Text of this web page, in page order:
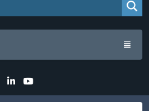
LinkedinYouTube